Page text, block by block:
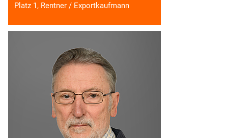
Platz 1, Rentner / Exportkaufmann